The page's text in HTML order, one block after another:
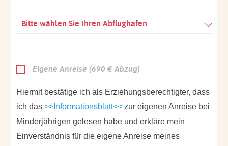
Bitte wählen Sie Ihren Abflughafen
Eigene Anreise (690 € Abzug)
Hiermit bestätige ich als Erziehungsberechtigter, dass
ich das>>Informationsblatt<< zur eigenen Anreise bei
Minderjährigen gelesen habe und erkläre mein
Einverständnis für die eigene Anreise meines